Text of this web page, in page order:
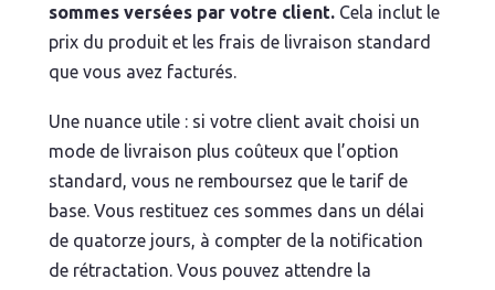
sommes versées par votre client. Cela inclut le
prix du produit et les frais de livraison standard
que vous avez facturés.
Une nuance utile : si votre client avait choisi un
mode de livraison plus coûteux que l’option
standard, vous ne remboursez que le tarif de
base. Vous restituez ces sommes dans un délai
de quatorze jours, à compter de la notification
de rétractation. Vous pouvez attendre la